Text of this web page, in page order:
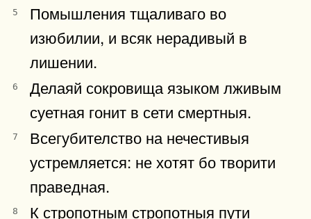
5
Помышления тщаливаго во
изюбилии, и всяк нерадивый в
лишении.
6
Делаяй сокровища языком лживым
суетная гонит в сети смертныя.
7
Всегубителство на нечестивыя
устремляется: не хотят бо творити
праведная.
8
К стропотным стропотныя пути